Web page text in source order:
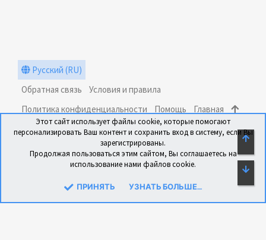
Русский (RU)
Обратная связь
Условия и правила
Политика конфиденциальности
Помощь Главная
Перевод: xen-foro.com.ua
Этот сайт использует файлы cookie, которые помогают
персонализировать Ваш контент и сохранить вход в систему, если Вы
зарегистрированы.
Продолжая пользоваться этим сайтом, Вы соглашаетесь на
использование нами файлов cookie.
ПРИНЯТЬ УЗНАТЬ БОЛЬШЕ....